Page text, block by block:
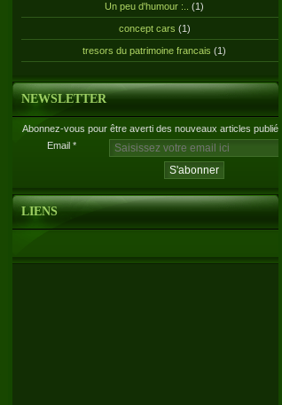
Un peu d'humour :.. (1)
concept cars (1)
tresors du patrimoine francais (1)
NEWSLETTER
Abonnez-vous pour être averti des nouveaux articles publiés.
Email
LIENS